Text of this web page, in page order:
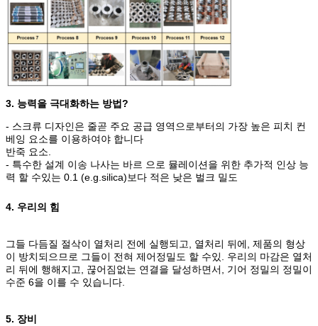
3. 능력을 극대화하는 방법?
- 스크류 디자인은 줄곧 주요 공급 영역으로부터의 가장 높은 피치 컨
베잉 요소를 이용하여야 합니다
반죽 요소.
- 특수한 설계 이송 나사는 바르 으로 뮬레이션을 위한 추가적 인상 능
력 할 수있는 0.1 (e.g.silica)보다 적은 낮은 벌크 밀도
4. 우리의 힘
그들 다듬질 절삭이 열처리 전에 실행되고, 열처리 뒤에, 제품의 형상
이 방치되으므로 그들이 전혀 제어정밀도 할 수있. 우리의 마감은 열처
리 뒤에 행해지고, 끊어짐없는 연결을 달성하면서, 기어 정밀의 정밀이
수준 6을 이를 수 있습니다.
5. 장비